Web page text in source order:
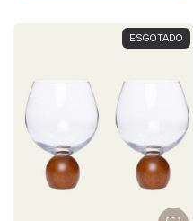
ESGOTADO